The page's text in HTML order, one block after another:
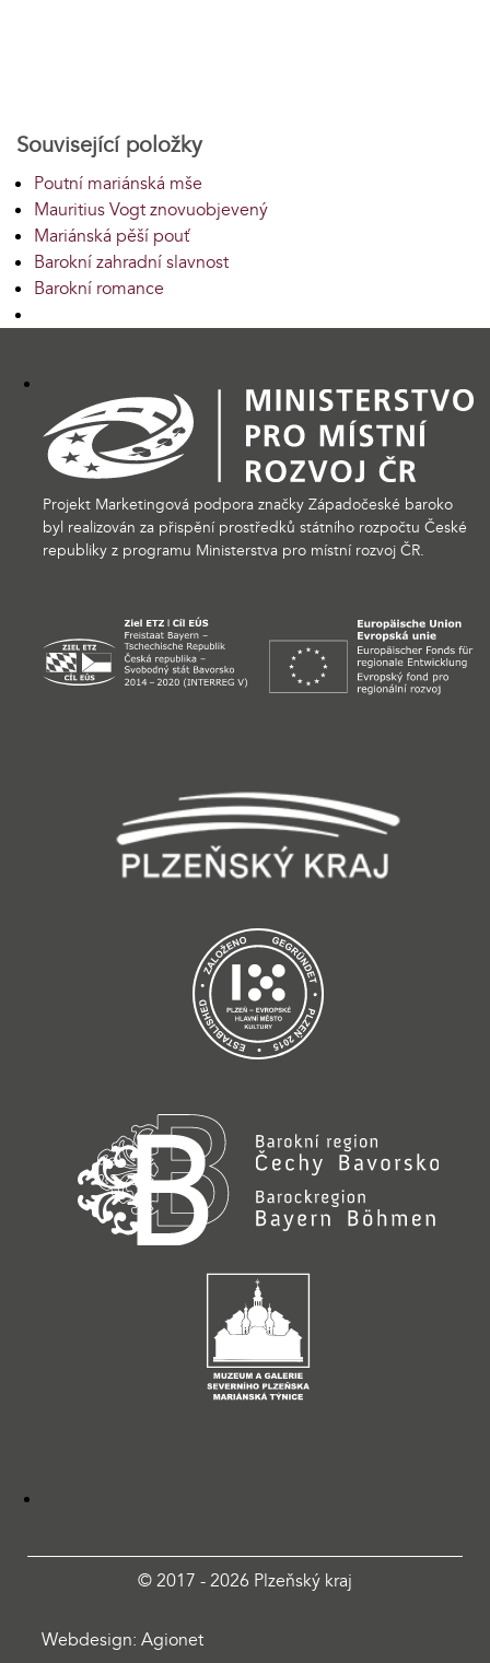
Související položky
Poutní mariánská mše
Mauritius Vogt znovuobjevený
Mariánská pěší pouť
Barokní zahradní slavnost
Barokní romance
Projekt Marketingová podpora značky Západočeské baroko
byl realizován za přispění prostředků státního rozpočtu České
republiky z programu Ministerstva pro místní rozvoj ČR.
© 2017 - 2026 Plzeňský kraj
Webdesign: Agionet